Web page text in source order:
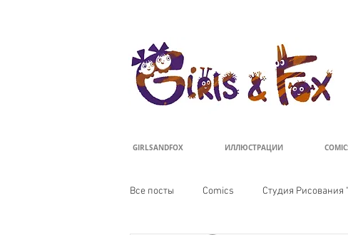
ДЕВОЧКИ И ЛИС
GIRLSANDFOX ИЛЛЮСТРАЦИИ
Все посты Comics Студия Рисования